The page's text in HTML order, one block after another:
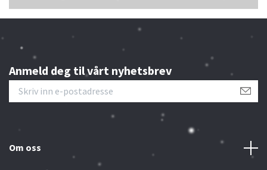
Anmeld deg til vårt nyhetsbrev
Om oss